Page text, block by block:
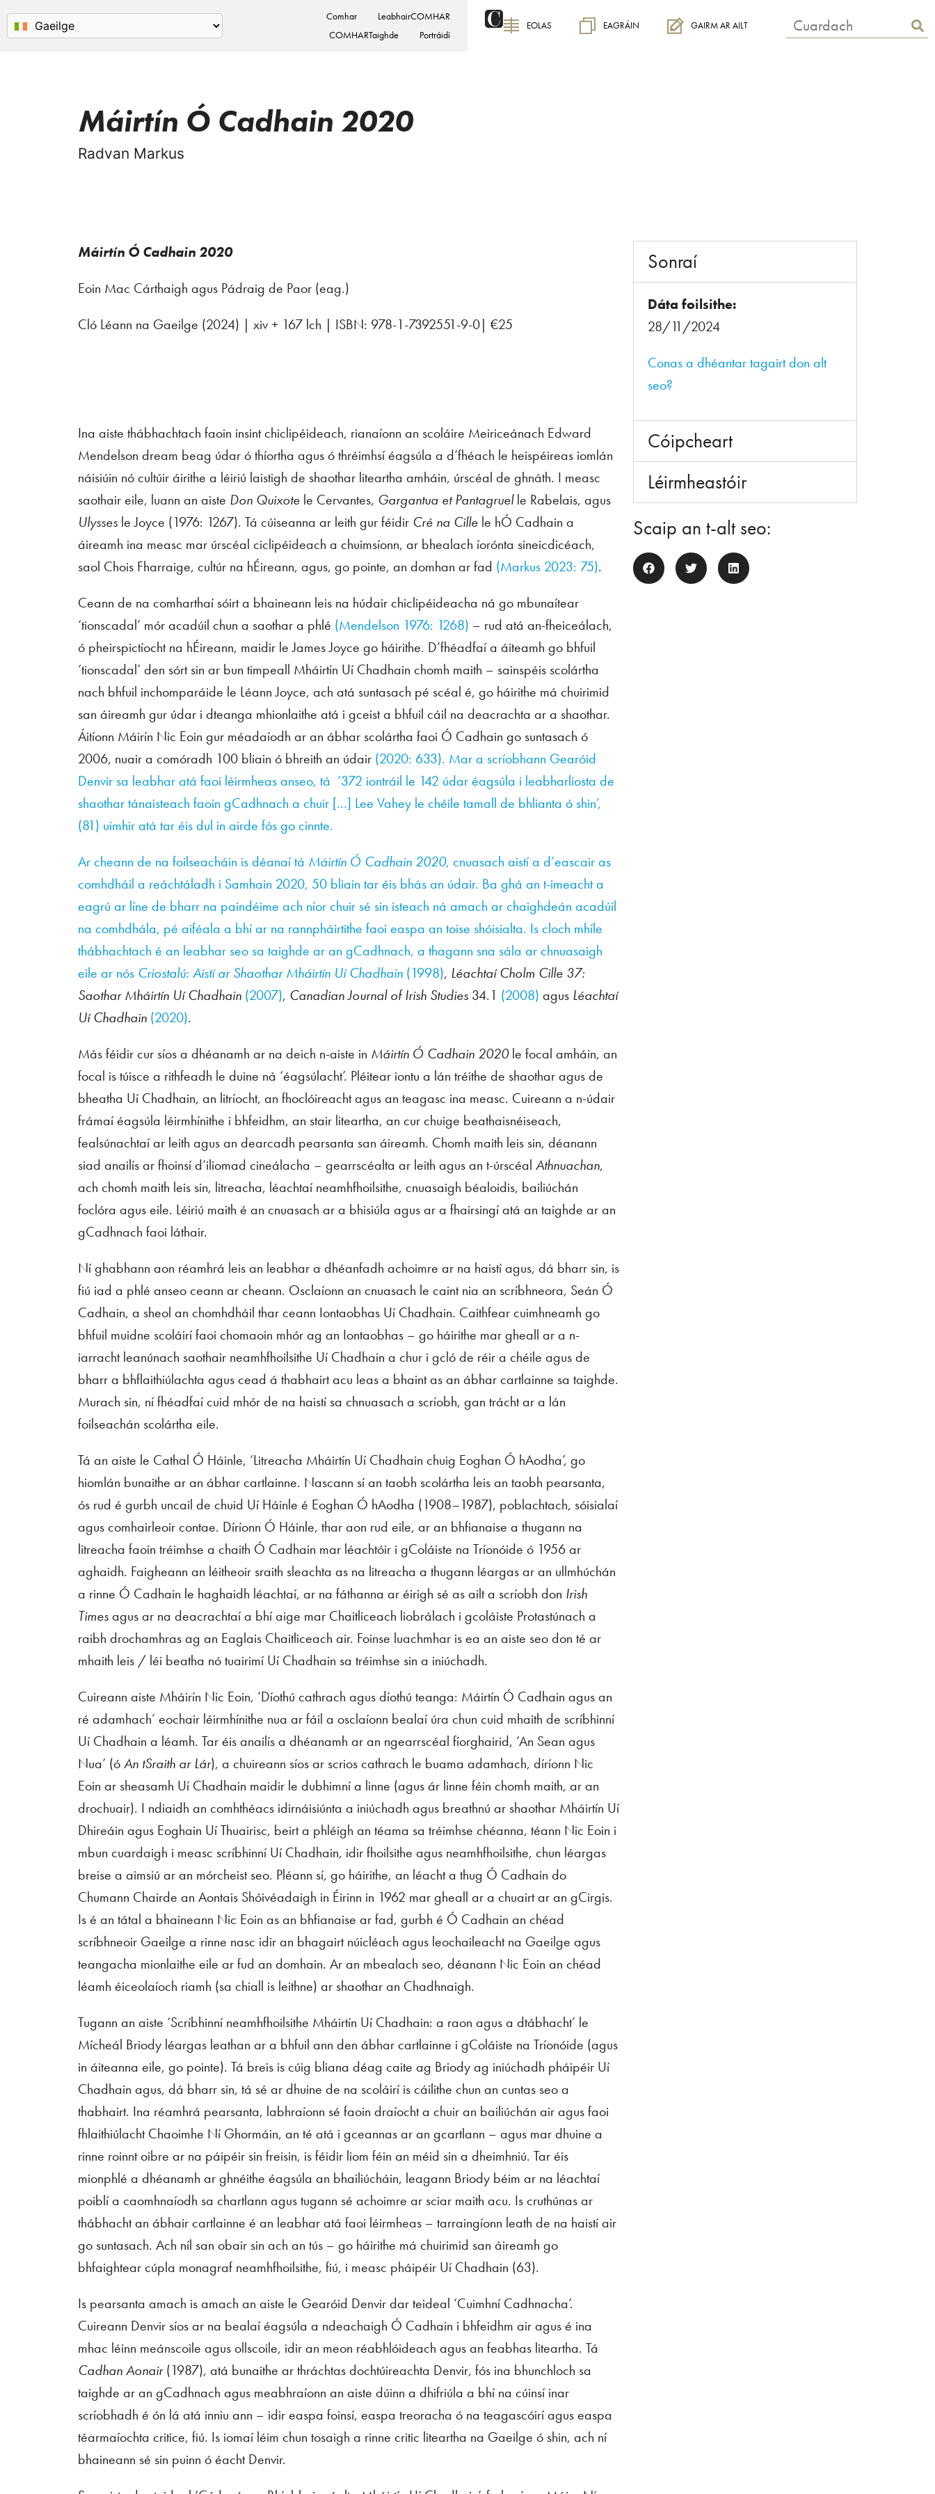
Comhar
LeabhairCOMHAR
COMHARTaighde
Portráidí
EOLAS EAGRÁIN GAIRM AR AILT
Máirtín Ó Cadhain 2020
Radvan Markus
Máirtín Ó Cadhain 2020
Eoin Mac Cárthaigh agus Pádraig de Paor (eag.)
Cló Léann na Gaeilge (2024) | xiv + 167 lch | ISBN: 978-1-7392551-9-0| €25
Ina aiste thábhachtach faoin insint chiclipéideach, rianaíonn an scoláire Meiriceánach Edward
Mendelson dream beag údar ó thíortha agus ó thréimhsí éagsúla a d’fhéach le heispéireas iomlán
náisiúin nó cultúir áirithe a léiriú laistigh de shaothar liteartha amháin, úrscéal de ghnáth. I measc
saothair eile, luann an aiste Don Quixote le Cervantes, Gargantua et Pantagruelle Rabelais, agus
Ulysses le Joyce (1976: 1267). Tá cúiseanna ar leith gur féidir Cré na Cille le hÓ Cadhain a
áireamh ina measc mar úrscéal ciclipéideach a chuimsíonn, ar bhealach íorónta sineicdicéach,
saol Chois Fharraige, cultúr na hÉireann, agus, go pointe, an domhan ar fad (Markus 2023: 75).
Ceann de na comharthaí sóirt a bhaineann leis na húdair chiclipéideacha ná go mbunaítear
‘tionscadal’ mór acadúil chun a saothar a phlé (Mendelson 1976: 1268) – rud atá an-fheiceálach,
ó pheirspictíocht na hÉireann, maidir le James Joyce go háirithe. D’fhéadfaí a áiteamh go bhfuil
‘tionscadal’ den sórt sin ar bun timpeall Mháirtín Uí Chadhain chomh maith – sainspéis scolártha
nach bhfuil inchomparáide le Léann Joyce, ach atá suntasach pé scéal é, go háirithe má chuirimid
san áireamh gur údar i dteanga mhionlaithe atá i gceist a bhfuil cáil na deacrachta ar a shaothar.
Áitíonn Máirín Nic Eoin gur méadaíodh ar an ábhar scolártha faoi Ó Cadhain go suntasach ó
2006, nuair a comóradh 100 bliain ó bhreith an údair (2020: 633). Mar a scríobhann Gearóid
Denvir sa leabhar atá faoi léirmheas anseo, tá ‘372 iontráil le 142 údar éagsúla i leabharliosta de
shaothar tánaisteach faoin gCadhnach a chuir […] Lee Vahey le chéile tamall de bhlianta ó shin’,
(81) uimhir atá tar éis dul in airde fós go cinnte.
Ar cheann de na foilseacháin is déanaí tá Máirtín Ó Cadhain 2020, cnuasach aistí a d’eascair as
comhdháil a reáchtáladh i Samhain 2020, 50 bliain tar éis bhás an údair. Ba ghá an t-imeacht a
eagrú ar líne de bharr na paindéime ach níor chuir sé sin isteach ná amach ar chaighdeán acadúil
na comhdhála, pé aiféala a bhí ar na rannpháirtithe faoi easpa an toise shóisialta. Is cloch mhíle
thábhachtach é an leabhar seo sa taighde ar an gCadhnach, a thagann sna sála ar chnuasaigh
eile ar nós Criostalú: Aistí ar Shaothar Mháirtín Uí Chadhain (1998), Léachtaí Cholm Cille 37:
Saothar Mháirtín Uí Chadhain (2007), Canadian Journal of Irish Studies 34.1 (2008) agus Léachtaí
Uí Chadhain (2020).
Más féidir cur síos a dhéanamh ar na deich n-aiste in Máirtín Ó Cadhain 2020le focal amháin, an
focal is túisce a rithfeadh le duine ná ‘éagsúlacht’. Pléitear iontu a lán tréithe de shaothar agus de
bheatha Uí Chadhain, an litríocht, an fhoclóireacht agus an teagasc ina measc. Cuireann a n-údair
frámaí éagsúla léirmhínithe i bhfeidhm, an stair liteartha, an cur chuige beathaisnéiseach,
fealsúnachtaí ar leith agus an dearcadh pearsanta san áireamh. Chomh maith leis sin, déanann
siad anailís ar fhoinsí d’iliomad cineálacha – gearrscéalta ar leith agus an t-úrscéal Athnuachan,
ach chomh maith leis sin, litreacha, léachtaí neamhfhoilsithe, cnuasaigh béaloidis, bailiúchán
foclóra agus eile. Léiriú maith é an cnuasach ar a bhisiúla agus ar a fhairsingí atá an taighde ar an
gCadhnach faoi láthair.
Ní ghabhann aon réamhrá leis an leabhar a dhéanfadh achoimre ar na haistí agus, dá bharr sin, is
fiú iad a phlé anseo ceann ar cheann. Osclaíonn an cnuasach le caint nia an scríbhneora, Seán Ó
Cadhain, a sheol an chomhdháil thar ceann Iontaobhas Uí Chadhain. Caithfear cuimhneamh go
bhfuil muidne scoláirí faoi chomaoin mhór ag an Iontaobhas – go háirithe mar gheall ar a n-
iarracht leanúnach saothair neamhfhoilsithe Uí Chadhain a chur i gcló de réir a chéile agus de
bharr a bhflaithiúlachta agus cead á thabhairt acu leas a bhaint as an ábhar cartlainne sa taighde.
Murach sin, ní fhéadfaí cuid mhór de na haistí sa chnuasach a scríobh, gan trácht ar a lán
foilseachán scolártha eile.
Tá an aiste le Cathal Ó Háinle, ‘Litreacha Mháirtín Uí Chadhain chuig Eoghan Ó hAodha’, go
hiomlán bunaithe ar an ábhar cartlainne. Nascann sí an taobh scolártha leis an taobh pearsanta,
ós rud é gurbh uncail de chuid Uí Háinle é Eoghan Ó hAodha (1908–1987), poblachtach, sóisialaí
agus comhairleoir contae. Díríonn Ó Háinle, thar aon rud eile, ar an bhfianaise a thugann na
litreacha faoin tréimhse a chaith Ó Cadhain mar léachtóir i gColáiste na Tríonóide ó 1956 ar
aghaidh. Faigheann an léitheoir sraith sleachta as na litreacha a thugann léargas ar an ullmhúchán
a rinne Ó Cadhain le haghaidh léachtaí, ar na fáthanna ar éirigh sé as ailt a scríobh don Irish
Timesagus ar na deacrachtaí a bhí aige mar Chaitliceach liobrálach i gcoláiste Protastúnach a
raibh drochamhras ag an Eaglais Chaitliceach air. Foinse luachmhar is ea an aiste seo don té ar
mhaith leis / léi beatha nó tuairimí Uí Chadhain sa tréimhse sin a iniúchadh.
Cuireann aiste Mháirín Nic Eoin, ‘Díothú cathrach agus díothú teanga: Máirtín Ó Cadhain agus an
ré adamhach’ eochair léirmhínithe nua ar fáil a osclaíonn bealaí úra chun cuid mhaith de scríbhinní
Uí Chadhain a léamh. Tar éis anailís a dhéanamh ar an ngearrscéal fíorghairid, ‘An Sean agus
Nua’ (óAn tSraith ar Lár), a chuireann síos ar scrios cathrach le buama adamhach, díríonn Nic
Eoin ar sheasamh Uí Chadhain maidir le dubhimní a linne (agus ár linne féin chomh maith, ar an
drochuair). I ndiaidh an comhthéacs idirnáisiúnta a iniúchadh agus breathnú ar shaothar Mháirtín Uí
Dhireáin agus Eoghain Uí Thuairisc, beirt a phléigh an téama sa tréimhse chéanna, téann Nic Eoin i
mbun cuardaigh i measc scríbhinní Uí Chadhain, idir fhoilsithe agus neamhfhoilsithe, chun léargas
breise a aimsiú ar an mórcheist seo. Pléann sí, go háirithe, an léacht a thug Ó Cadhain do
Chumann Chairde an Aontais Shóivéadaigh in Éirinn in 1962 mar gheall ar a chuairt ar an gCirgis.
Is é an tátal a bhaineann Nic Eoin as an bhfianaise ar fad, gurbh é Ó Cadhain an chéad
scríbhneoir Gaeilge a rinne nasc idir an bhagairt núicléach agus leochaileacht na Gaeilge agus
teangacha mionlaithe eile ar fud an domhain. Ar an mbealach seo, déanann Nic Eoin an chéad
léamh éiceolaíoch riamh (sa chiall is leithne) ar shaothar an Chadhnaigh.
Tugann an aiste ‘Scríbhinní neamhfhoilsithe Mháirtín Uí Chadhain: a raon agus a dtábhacht’ le
Mícheál Briody léargas leathan ar a bhfuil ann den ábhar cartlainne i gColáiste na Tríonóide (agus
in áiteanna eile, go pointe). Tá breis is cúig bliana déag caite ag Briody ag iniúchadh pháipéir Uí
Chadhain agus, dá bharr sin, tá sé ar dhuine de na scoláirí is cáilithe chun an cuntas seo a
thabhairt. Ina réamhrá pearsanta, labhraíonn sé faoin draíocht a chuir an bailiúchán air agus faoi
fhlaithiúlacht Chaoimhe Ní Ghormáin, an té atá i gceannas ar an gcartlann – agus mar dhuine a
rinne roinnt oibre ar na páipéir sin freisin, is féidir liom féin an méid sin a dheimhniú. Tar éis
mionphlé a dhéanamh ar ghnéithe éagsúla an bhailiúcháin, leagann Briody béim ar na léachtaí
poiblí a caomhnaíodh sa chartlann agus tugann sé achoimre ar sciar maith acu. Is cruthúnas ar
thábhacht an ábhair cartlainne é an leabhar atá faoi léirmheas – tarraingíonn leath de na haistí air
go suntasach. Ach níl san obair sin ach an tús – go háirithe má chuirimid san áireamh go
bhfaightear cúpla monagraf neamhfhoilsithe, fiú, i measc pháipéir Uí Chadhain (63).
Is pearsanta amach is amach an aiste le Gearóid Denvir dar teideal ‘Cuimhní Cadhnacha’.
Cuireann Denvir síos ar na bealaí éagsúla a ndeachaigh Ó Cadhain i bhfeidhm air agus é ina
mhac léinn meánscoile agus ollscoile, idir an meon réabhlóideach agus an feabhas liteartha. Tá
Cadhan Aonair(1987), atá bunaithe ar thráchtas dochtúireachta Denvir, fós ina bhunchloch sa
taighde ar an gCadhnach agus meabhraíonn an aiste dúinn a dhifriúla a bhí na cúinsí inar
scríobhadh é ón lá atá inniu ann – idir easpa foinsí, easpa treoracha ó na teagascóirí agus easpa
téarmaíochta critice, fiú. Is iomaí léim chun tosaigh a rinne critic liteartha na Gaeilge ó shin, ach ní
bhaineann sé sin puinn ó éacht Denvir.
Sonraí
Dáta foilsithe:
28/11/2024
Conas a dhéantar tagairt don alt
seo?
Cóipcheart
Léirmheastóir
Scaip an t-alt seo: